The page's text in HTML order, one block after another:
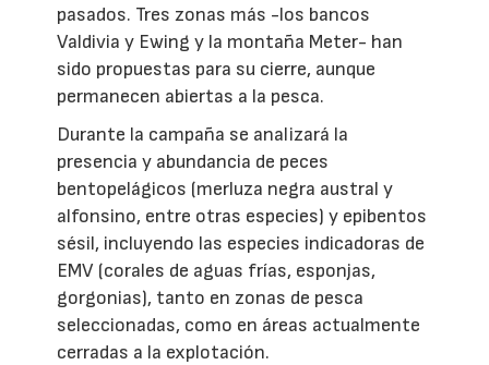
pasados. Tres zonas más -los bancos
Valdivia y Ewing y la montaña Meter- han
sido propuestas para su cierre, aunque
permanecen abiertas a la pesca.
Durante la campaña se analizará la
presencia y abundancia de peces
bentopelágicos (merluza negra austral y
alfonsino, entre otras especies) y epibentos
sésil, incluyendo las especies indicadoras de
EMV (corales de aguas frías, esponjas,
gorgonias), tanto en zonas de pesca
seleccionadas, como en áreas actualmente
cerradas a la explotación.